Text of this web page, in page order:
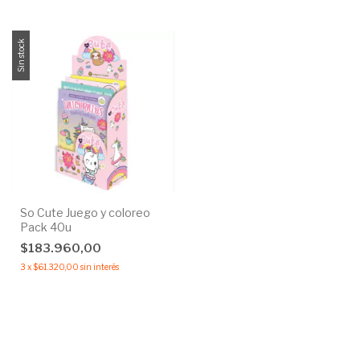
Sin stock
So Cute Juego y coloreo
Pack 40u
$183.960,00
3 x$61.320,00 sin interés